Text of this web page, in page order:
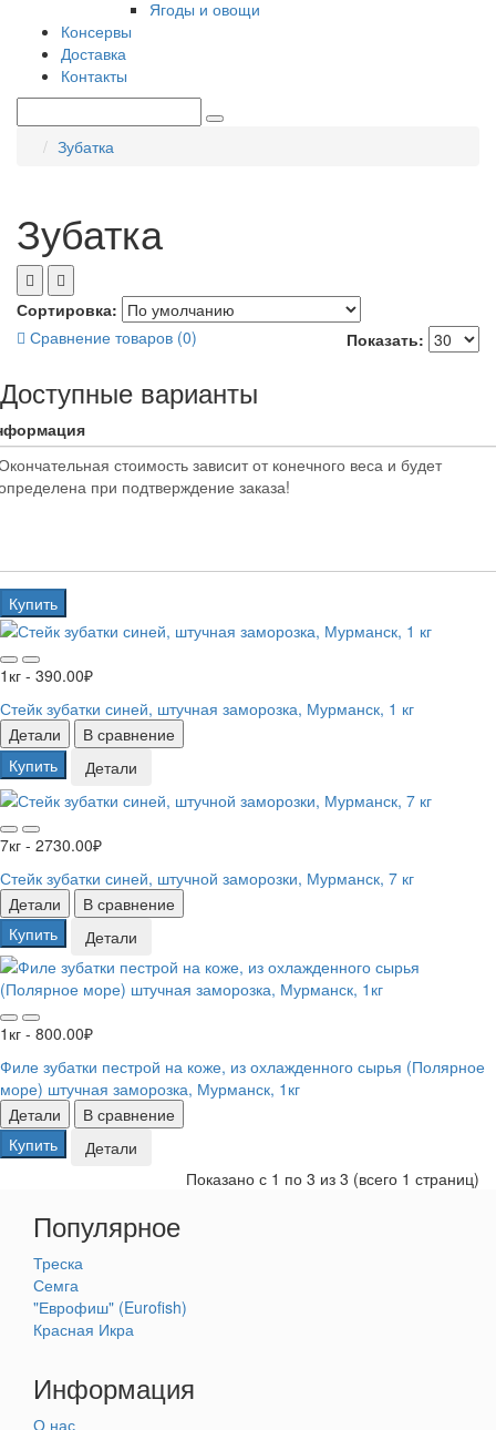
Ягоды и овощи
Консервы
Доставка
Контакты
Зубатка
Зубатка
Сортировка:
Показать:
Сравнение товаров (0)
Доступные варианты
Купить
1кг - 390.00₽
Стейк зубатки синей, штучная заморозка, Мурманск, 1 кг
Детали
В сравнение
Купить
Детали
7кг - 2730.00₽
Стейк зубатки синей, штучной заморозки, Мурманск, 7 кг
Детали
В сравнение
Купить
Детали
1кг - 800.00₽
Филе зубатки пестрой на коже, из охлажденного сырья (Полярное
море) штучная заморозка, Мурманск, 1кг
Детали
В сравнение
Купить
Детали
Показано с 1 по 3 из 3 (всего 1 страниц)
Популярное
Треска
Семга
"Еврофиш" (Eurofish)
Красная Икра
Информация
О нас